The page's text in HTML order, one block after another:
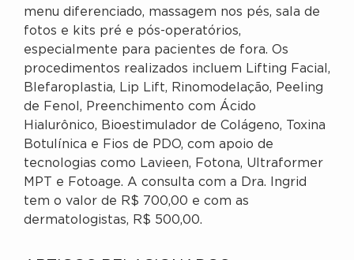
menu diferenciado, massagem nos pés, sala de
fotos e kits pré e pós-operatórios,
especialmente para pacientes de fora. Os
procedimentos realizados incluem Lifting Facial,
Blefaroplastia, Lip Lift, Rinomodelação, Peeling
de Fenol, Preenchimento com Ácido
Hialurônico, Bioestimulador de Colágeno, Toxina
Botulínica e Fios de PDO, com apoio de
tecnologias como Lavieen, Fotona, Ultraformer
MPT e Fotoage. A consulta com a Dra. Ingrid
tem o valor de R$ 700,00 e com as
dermatologistas, R$ 500,00.